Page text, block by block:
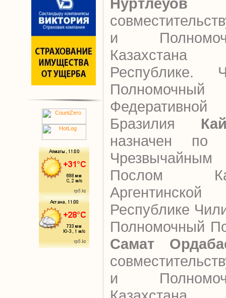
и
Республике.
Бразилия
назначен по
Послом
Республике
Полномочный
Самат
и